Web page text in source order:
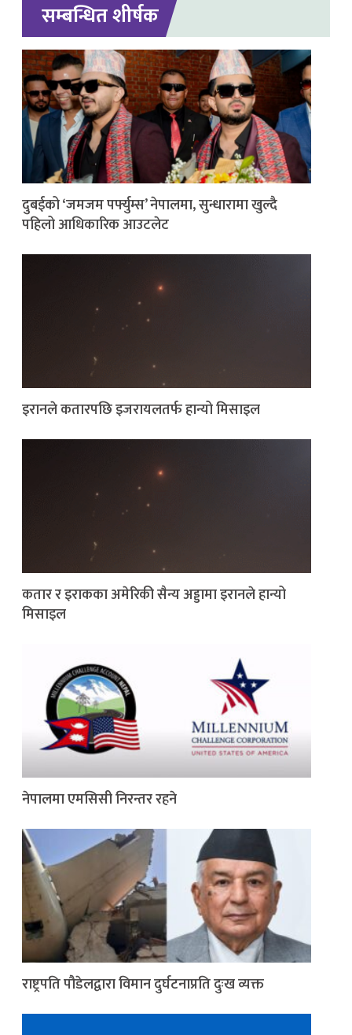
सम्बन्धित शीर्षक
दुबईको ‘जमजम पर्फ्युम्स’ नेपालमा, सुन्धारामा खुल्दै
पहिलो आधिकारिक आउटलेट
इरानले कतारपछि इजरायलतर्फ हान्यो मिसाइल
कतार र इराकका अमेरिकी सैन्य अड्डामा इरानले हान्यो
मिसाइल
नेपालमा एमसिसी निरन्तर रहने
राष्ट्रपति पौडेलद्वारा विमान दुर्घटनाप्रति दुःख व्यक्त